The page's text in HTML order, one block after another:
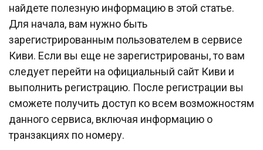
найдете полезную информацию в этой статье.
Для начала, вам нужно быть
зарегистрированным пользователем в сервисе
Киви. Если вы еще не зарегистрированы, то вам
следует перейти на официальный сайт Киви и
выполнить регистрацию. После регистрации вы
сможете получить доступ ко всем возможностям
данного сервиса, включая информацию о
транзакциях по номеру.